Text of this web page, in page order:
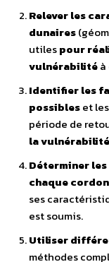
Relever les
dunaires
utilespour
vulnérabilité
Identifier les
possibleset
période de
la vulnérabilité
Déterminer
chaque
ses
est soumis.
Utiliser
méthodes